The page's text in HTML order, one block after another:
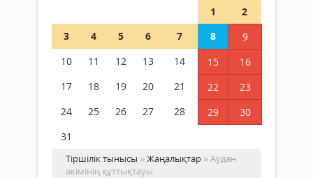
1
2
3
4 5 6 7 8
9
10
11 12 13 14 15
16
17
18 19 20 21 22
23
24
25 26 27 28 29
30
31
Тіршілік тынысы »Жаңалықтар » Аудан
әкімінің құттықтауы